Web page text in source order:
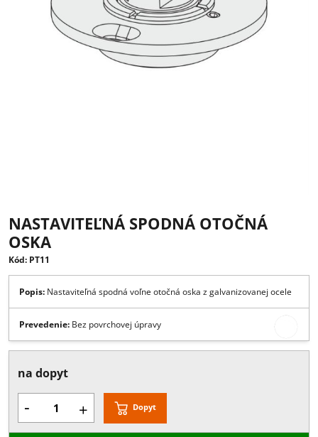
NASTAVITEĽNÁ SPODNÁ OTOČNÁ
OSKA
Kód: PT11
Prevedenie:Bez povrchovej úpravy